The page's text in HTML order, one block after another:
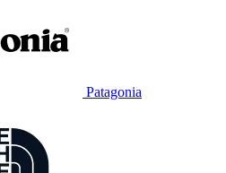
Patagonia